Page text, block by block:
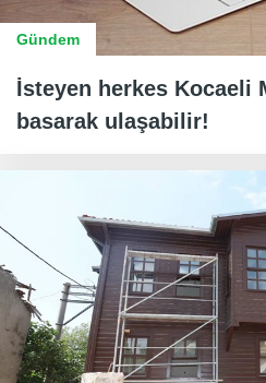
Gündem
İsteyen herkes Kocaeli
basarak ulaşabilir!